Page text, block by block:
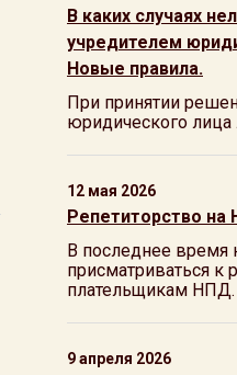
В каких случаях
учредителем
Новые правила.
При принятии
юридического лица
12 мая 2026
Репетиторство на
В последнее время
присматриваться к
плательщикам НПД.
9 апреля 2026